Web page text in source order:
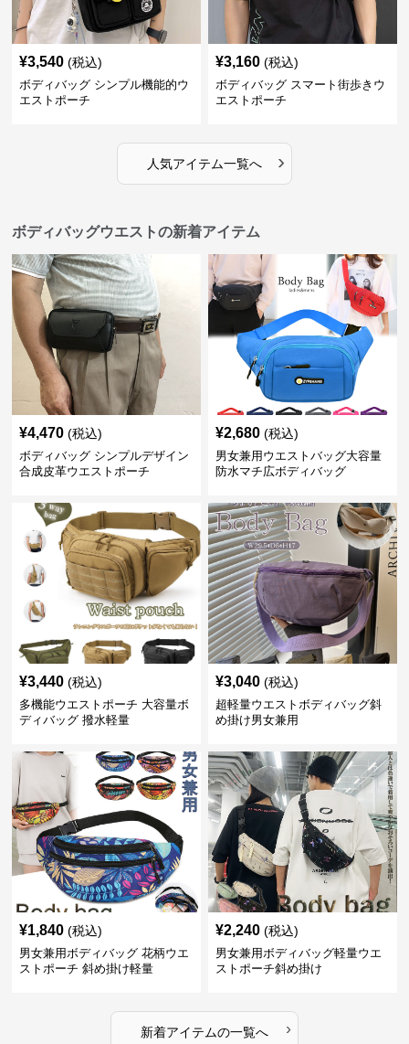
¥3,540 (税込)
ボディバッグ シンプル機能的ウ
エストポーチ
¥3,160 (税込)
ボディバッグ スマート街歩きウ
エストポーチ
人気アイテム一覧へ ›
ボディバッグウエストの新着アイテム
¥4,470 (税込)
ボディバッグ シンプルデザイン
合成皮革ウエストポーチ
¥2,680 (税込)
男女兼用ウエストバッグ大容量
防水マチ広ボディバッグ
¥3,440 (税込)
多機能ウエストポーチ 大容量ボ
ディバッグ 撥水軽量
¥3,040 (税込)
超軽量ウエストボディバッグ斜
め掛け男女兼用
¥1,840 (税込)
男女兼用ボディバッグ 花柄ウエ
ストポーチ 斜め掛け軽量
¥2,240 (税込)
男女兼用ボディバッグ軽量ウエ
ストポーチ斜め掛け
新着アイテムの一覧へ ›